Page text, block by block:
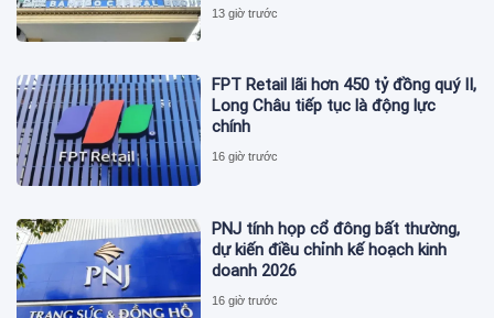
13 giờ trước
FPT Retail lãi hơn 450 tỷ đồng quý II,
Long Châu tiếp tục là động lực
chính
16 giờ trước
PNJ tính họp cổ đông bất thường,
dự kiến điều chỉnh kế hoạch kinh
doanh 2026
16 giờ trước